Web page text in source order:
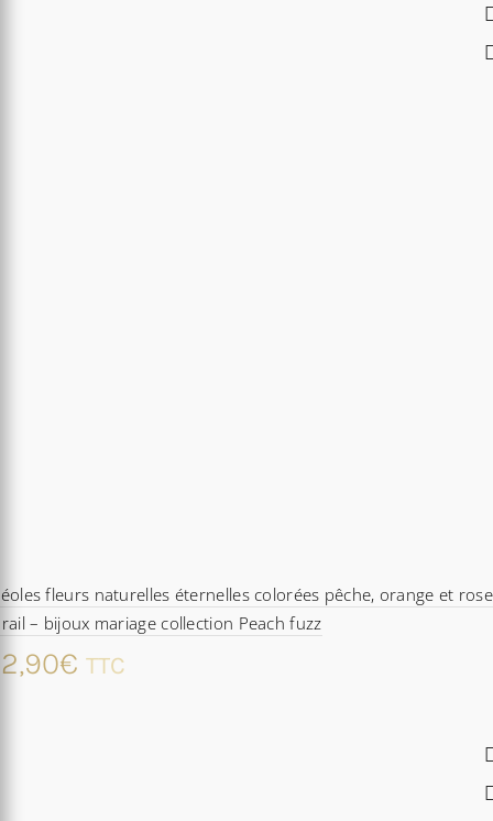
fleurs naturelles éternelles colorées pêche, orange et rose
– bijoux mariage collection Peach fuzz
€ TTC